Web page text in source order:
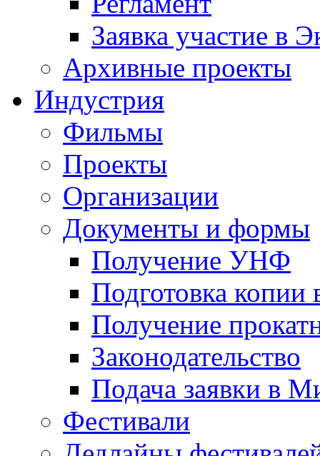
Заявка участие в
Архивные проекты
Индустрия
Фильмы
Проекты
Организации
Документы и формы
Получение УНФ
Подготовка копии
Получение
Законодательство
Подача заявки в
Фестивали